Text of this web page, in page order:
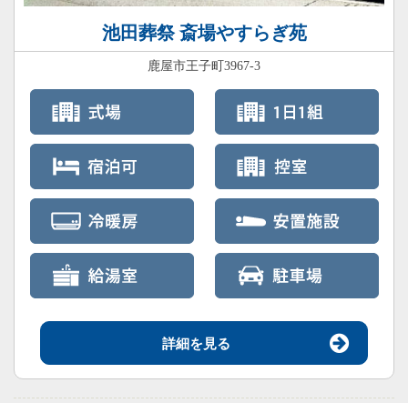
池田葬祭 斎場やすらぎ苑
鹿屋市王子町3967-3
詳細を見る